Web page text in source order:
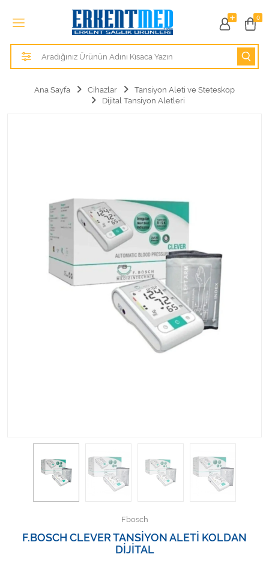
0
Tüm Kategoriler
Alezler
Anne ve Bebek Sağlığı
Hastane Mobilyaları
Kişisel Bakım ve Sağlık
Kişisel Bakım ve Sağlık
Sarf Malzemeleri
Varis Çorapları
Ana Sayfa Cihazlar
Tansiyon Aleti ve Steteskop
Dijital Tansiyon Aletleri
Fbosch
F.BOSCH CLEVER TANSİYON ALETİ KOLDAN
DİJİTAL